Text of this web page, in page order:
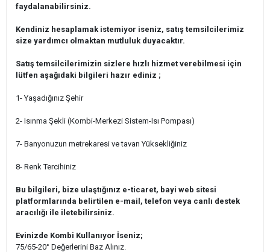
faydalanabilirsiniz.
Kendiniz hesaplamak istemiyor iseniz, satış temsilcilerimiz
size yardımcı olmaktan mutluluk duyacaktır.
Satış temsilcilerimizin sizlere hızlı hizmet verebilmesi için
lütfen aşağıdaki bilgileri hazır ediniz ;
1- Yaşadığınız Şehir
2- Isınma Şekli (Kombi-Merkezi Sistem-Isı Pompası)
7- Banyonuzun metrekaresi ve tavan Yüksekliğiniz
8- Renk Tercihiniz
Bu bilgileri, bize ulaştığınız e-ticaret, bayi web sitesi
platformlarında belirtilen e-mail, telefon veya canlı destek
aracılığı ile iletebilirsiniz.
Evinizde Kombi Kullanıyor İseniz;
75/65-20° Değerlerini Baz Alınız.